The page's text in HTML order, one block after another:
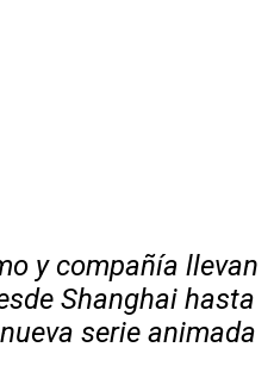
y compañía llevan
Shanghai hasta
serie animada